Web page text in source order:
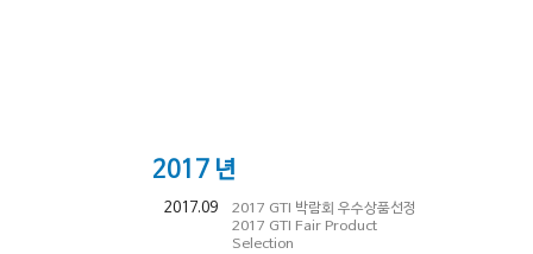
2017 년
2017.09
2017 GTI 박람회 우수상품선정
2017 GTI Fair Product
Selection